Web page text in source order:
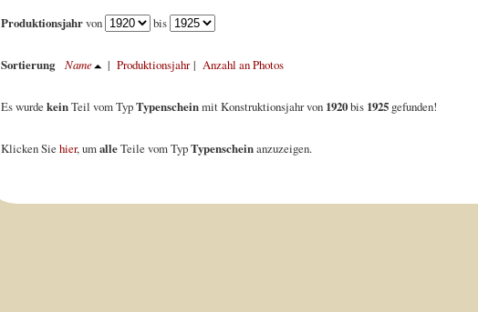
Produktionsjahrvon bis
Sortierung Name | Produktionsjahr| Anzahl an Photos
Es wurdekeinTeil vom TypTypenscheinmit Konstruktionsjahr von 1920bis 1925gefunden!
Klicken Siehier, umalleTeile vom TypTypenscheinanzuzeigen.